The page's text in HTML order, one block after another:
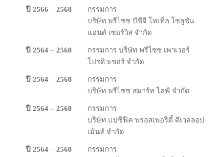
ปี 2566 – 2568
กรรมการ
บริษัท พรีไซซ บีซีจี โทเทิ่ล โซลูชัน
แอนด์ เซอร์วิส จำกัด
ปี 2564 – 2568
กรรมการ บริษัท​ พ​รี​ไซ​ซ เพา​เวอร์​
โปรดิวเซอร์ จํากัด
ปี 2564 – 2568
กรรมการ
บริษัท พรีไซซ สมาร์ท ไลฟ์ จำกัด
ปี 2564 – 2568
กรรมการ
บริษัท​ แปซิฟิค​ พ​รอ​สเพ​อริ​ตี้ ดี​เวลลอป
เม้น​ท์ จํากัด
ปี 2564 – 2568
กรรมการ